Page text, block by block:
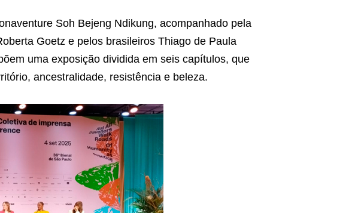
Soh Bejeng Ndikung, acompanhado pela
Goetz e pelos brasileiros Thiago de Paula
uma exposição dividida em seis capítulos, que
ancestralidade, resistência e beleza.